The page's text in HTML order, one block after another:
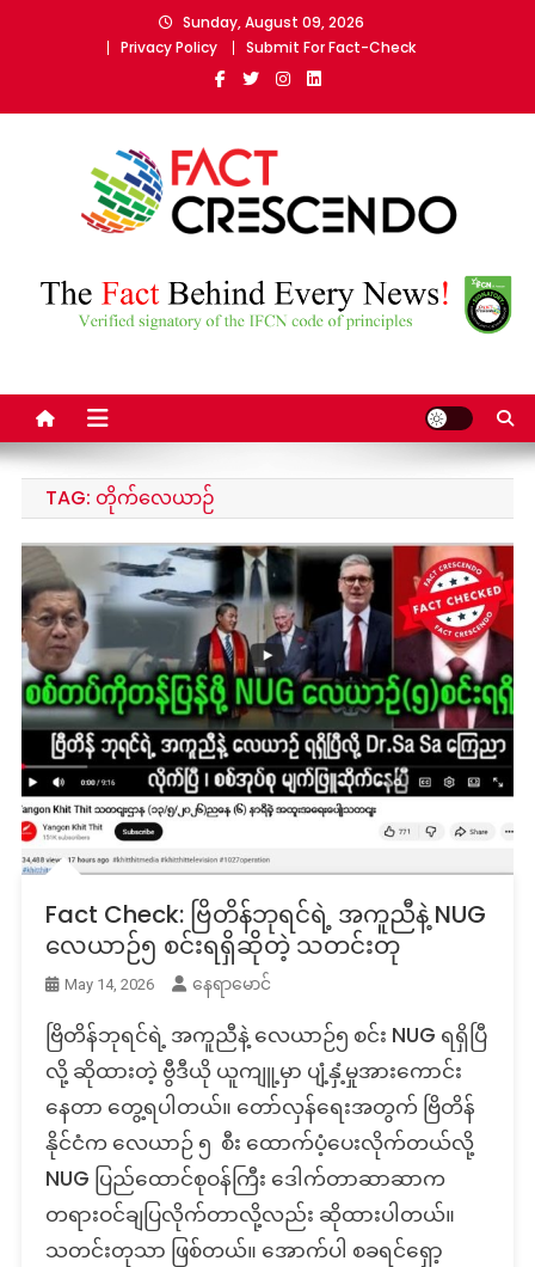
Sunday, August 09, 2026
Privacy Policy
Submit For Fact-Check
Fact Crescendo Myanmar
TAG: တိုက်လေယာဉ်
Fact Check: ဗြိတိန်ဘုရင်ရဲ့ အကူညီနဲ့ NUG
လေယာဉ်၅ စင်းရရှိဆိုတဲ့ သတင်းတု
May 14, 2026 နေရာမောင်
ဗြိတိန်ဘုရင်ရဲ့ အကူညီနဲ့ လေယာဉ်၅ စင်း NUG ရရှိပြီ
လို့ ဆိုထားတဲ့ ဗွီဒီယို ယူကျူ့မှာ ပျံ့နှံ့မှုအားကောင်း
နေတာ တွေ့ရပါတယ်။ တော်လှန်ရေးအတွက် ဗြိတိန်
နိုင်ငံက လေယာဉ် ၅ စီး ထောက်ပံ့ပေးလိုက်တယ်လို့
NUG ပြည်ထောင်စုဝန်ကြီး ဒေါက်တာဆာဆာက
တရားဝင်ချပြလိုက်တာလို့လည်း ဆိုထားပါတယ်။
သတင်းတုသာ ဖြစ်တယ်။ အောက်ပါ စခရင်ရှော့